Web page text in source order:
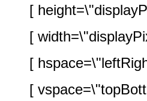
[
[
[
[